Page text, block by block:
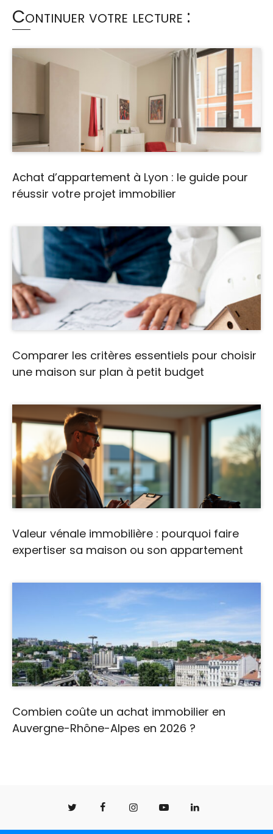
Continuer votre lecture :
Achat d’appartement à Lyon : le guide pour
réussir votre projet immobilier
Comparer les critères essentiels pour choisir
une maison sur plan à petit budget
Valeur vénale immobilière : pourquoi faire
expertiser sa maison ou son appartement
Combien coûte un achat immobilier en
Auvergne-Rhône-Alpes en 2026 ?